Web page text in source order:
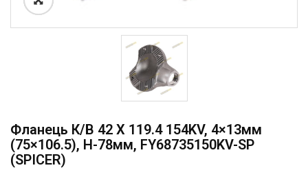
Фланець К/в 42 X 119.4 154KV, 4×13мм
(75×106.5), H-78мм, FY68735150KV-SP
(SPICER)